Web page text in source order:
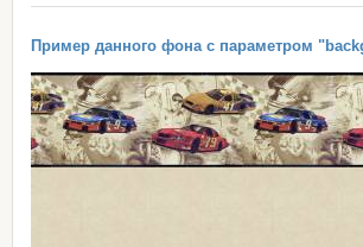
Пример данного фона с параметром